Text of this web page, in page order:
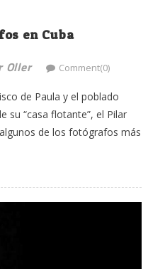
en Cuba
Oller Comment(0)
de Paula y el poblado
su “casa flotante”, el Pilar
de los fotógrafos más